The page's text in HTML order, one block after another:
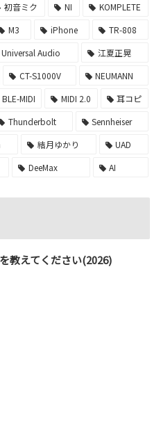
初音ミク NI
KOMPLETE
M3 iPhone
TR-808
Universal Audio
江夏正晃
CT-S1000V
NEUMANN
BLE-MIDI MIDI 2.0
耳コピ
Thunderbolt
Sennheiser
結月ゆかり
UAD
DeeMax AI
教えてください(2026)